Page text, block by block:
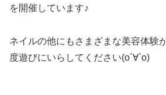
を開催しています♪
ネイルの他にもさまざまな美容体験
度遊びにいらしてください(о´∀`о)